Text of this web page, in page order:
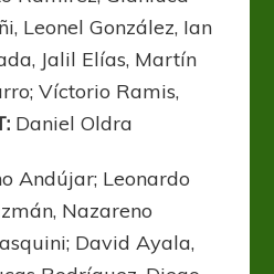
Leonel González, Ian
Jalil Elías, Martín
Víctorio Ramis,
Daniel Oldra
Andújar; Leonardo
Nazareno
David Ayala,